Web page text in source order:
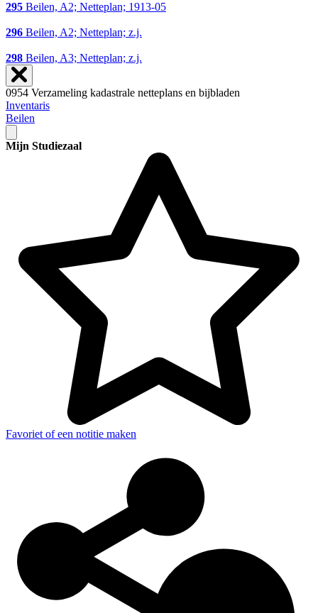
295 Beilen, A2; Netteplan; 1913-05
296 Beilen, A2; Netteplan; z.j.
298 Beilen, A3; Netteplan; z.j.
0954 Verzameling kadastrale netteplans en bijbladen
Inventaris
Beilen
Mijn Studiezaal
Favoriet of een notitie maken